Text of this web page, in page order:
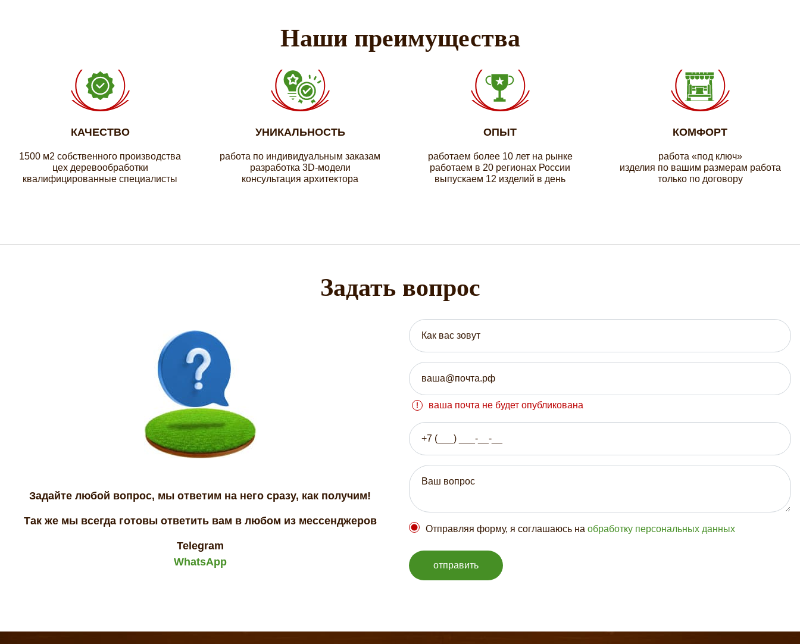
Наши преимущества
КАЧЕСТВО
1500 м2 собственного производства
цех деревообработки
квалифицированные специалисты
УНИКАЛЬНОСТЬ
работа по индивидуальным заказам
разработка 3D-модели
консультация архитектора
ОПЫТ
работаем более 10 лет на рынке
работаем в 20 регионах России
выпускаем 12 изделий в день
КОМФОРТ
работа «под ключ»
изделия по вашим размерам работа
только по договору
Задать вопрос
Задайте любой вопрос, мы ответим на него сразу, как получим!
Так же мы всегда готовы ответить вам в любом из мессенджеров
Telegram
WhatsApp
ваша почта не будет опубликована
Отправляя форму, я соглашаюсь на обработку персональных данных
отправить